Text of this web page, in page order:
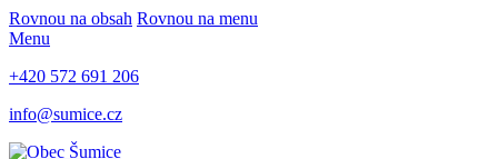
Rovnou na obsah Rovnou na menu
Menu
+420 572 691 206
info@sumice.cz